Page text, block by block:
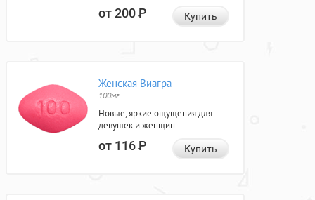
от 200Р Купить
Женская Виагра
100мг
Новые, яркие ощущения для
девушек и женщин.
от 116Р Купить